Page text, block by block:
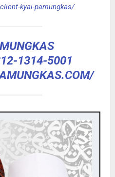
kyai-pamungkas/
1314-5001